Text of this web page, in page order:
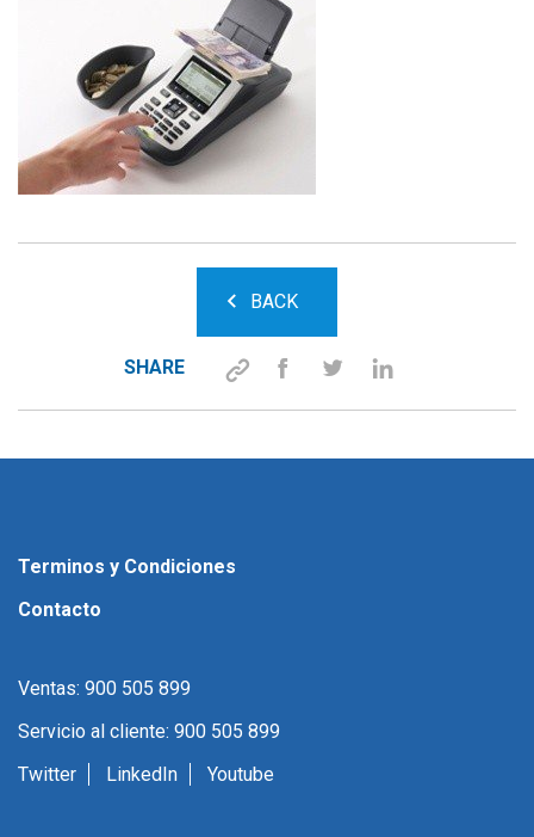
BACK
SHARE
Terminos y Condiciones
Contacto
Ventas: 900 505 899
Servicio al cliente: 900 505 899
Twitter
LinkedIn Youtube